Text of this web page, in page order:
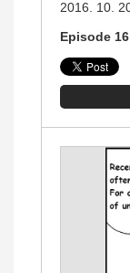
2016. 10.
Episode